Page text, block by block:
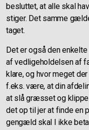
besluttet, at alle skal
stiger. Det samme
taget.
Det er også den
af vedligeholdelsen af
klare, og hvor meget
f.eks. være, at din
at slå græsset og
det op til jer at finde en
gengæld skal I ikke